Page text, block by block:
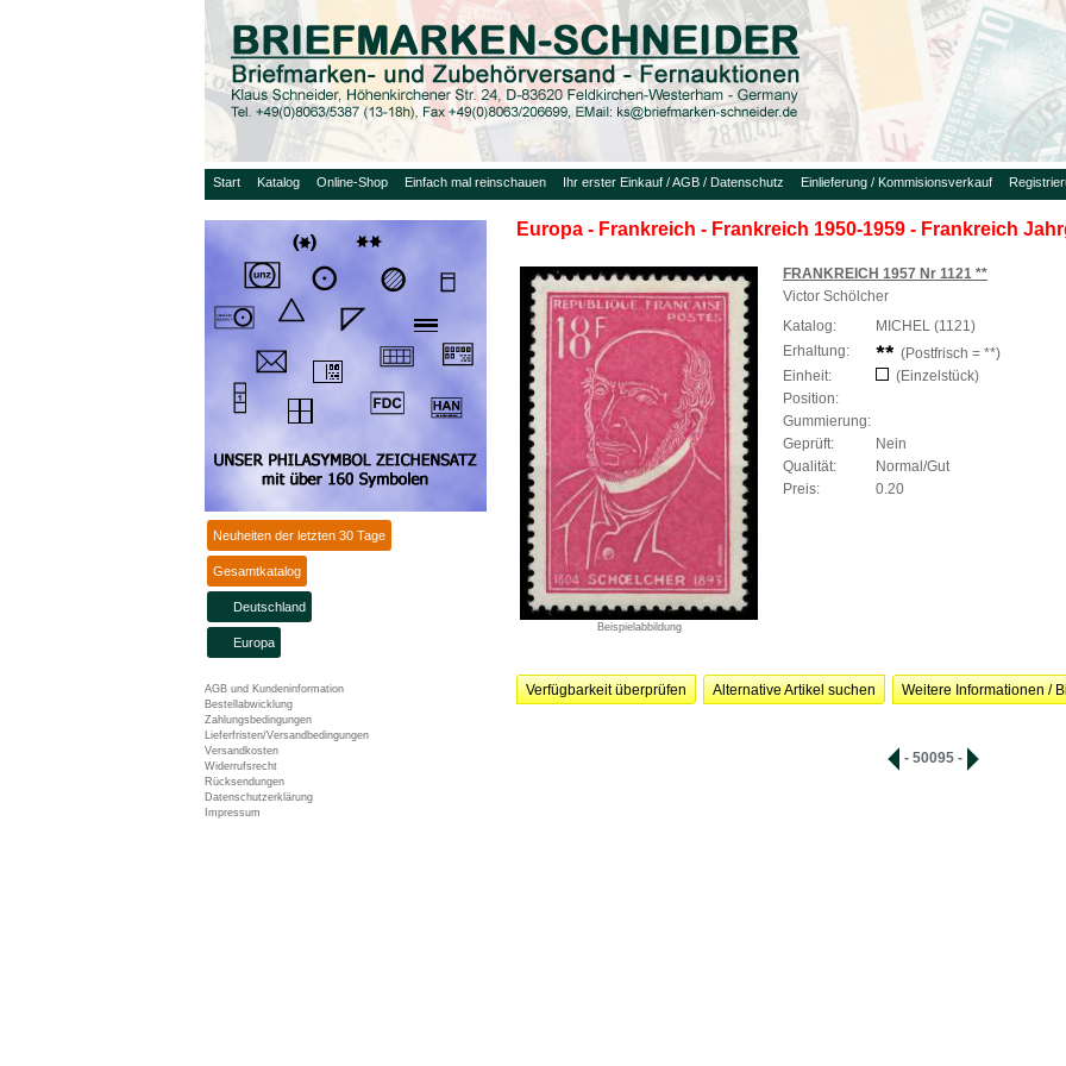
Start Katalog Online-Shop Einfach mal reinschauen Ihr erster Einkauf / AGB / Datenschutz Einlieferung / Kommisionsverkauf
Neuheiten der letzten 30 Tage
Gesamtkatalog
Deutschland
Europa
AGB und Kundeninformation
Bestellabwicklung
Zahlungsbedingungen
Lieferfristen/Versandbedingungen
Versandkosten
Widerrufsrecht
Rücksendungen
Datenschutzerklärung
Impressum
Europa - Frankreich - Frankreich 1950-1959 - Frankreich
Beispielabbildung
FRANKREICH 1957 Nr 1121 **
Victor Schölcher
Katalog:
MICHEL (1121)
Erhaltung:
(Postfrisch = **)
Einheit:
(Einzelstück)
Position:
Gummierung:
Geprüft:
Nein
Qualität:
Normal/Gut
Preis:
0.20
Verfügbarkeit überprüfen Alternative Artikel suchen Weitere Informationen /
- 50095 -